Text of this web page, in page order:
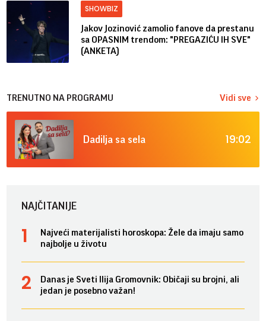
SHOWBIZ
Jakov Jozinović zamolio fanove da prestanu
sa OPASNIM trendom: "PREGAZIĆU IH SVE"
(ANKETA)
TRENUTNO NA PROGRAMU Vidi sve
Dadilja sa sela 19:02
NAJČITANIJE
Najveći materijalisti horoskopa: Žele da imaju samo
najbolje u životu
Danas je Sveti Ilija Gromovnik: Običaji su brojni, ali
jedan je posebno važan!